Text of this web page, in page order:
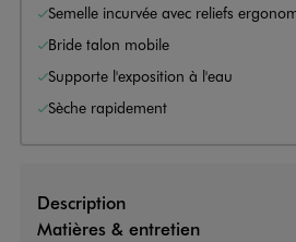
Semelle incurvée avec reliefs
Bride talon mobile
Supporte l'exposition à l'eau
Sèche rapidement
Description
Matières & entretien